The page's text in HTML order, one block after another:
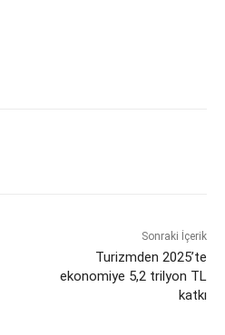
Sonraki İçerik
Turizmden 2025’te
ekonomiye 5,2 trilyon TL
katkı